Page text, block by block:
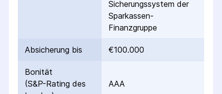
Sicherungssystem der
Sparkassen-
Finanzgruppe
Absicherung bis €100.000
Bonität
(S&P-Rating des
AAA